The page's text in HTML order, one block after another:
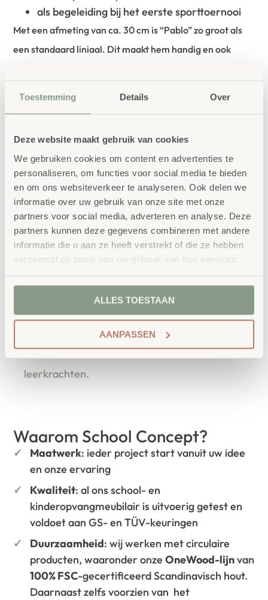
Toestemming Details Over
Deze website maakt gebruik van cookies
We gebruiken cookies om content en advertenties te
personaliseren, om functies voor social media te bieden
en om ons websiteverkeer te analyseren. Ook delen we
informatie over uw gebruik van onze site met onze
partners voor social media, adverteren en analyse. Deze
partners kunnen deze gegevens combineren met andere
informatie die u aan ze heeft verstrekt of die ze hebben
verzameld op basis van uw gebruik van hun services.
ALLES TOESTAAN
AANPASSEN
als begeleiding bij het eerste sporttoernooi
Met een afmeting van ca. 30 cm is “Pablo” zo groot als
een standaard liniaal. Dit maakt hem handig en ook
deze met de hand te wassen. “Pablo” is blij met een bad
wasmachine. Let op: de decoratie op de foto’s is niet bij
de levering inbegrepen.
Vertrouwdbestellen bij School
Concept
School Concept is de specialist in
leeromgeving inspireert wanneer deze
aansluit bij de behoeften van kinderen én
leerkrachten.
Waarom School Concept?
Maatwerk: ieder project start vanuit uw idee
en onze ervaring
Kwaliteit: al ons school- en
kinderopvangmeubilair is uitvoerig getest en
voldoet aan GS- en TÜV-keuringen
Duurzaamheid: wij werken met circulaire
producten, waaronder onzeOneWood-lijnvan
100% FSC-gecertificeerd Scandinavisch hout.
Daarnaast zelfs voorzien van het